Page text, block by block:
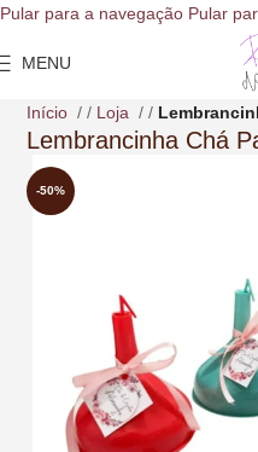
conteúdo
Pular para a navegação Pular
MENU
Início / Loja /
Lembrancinha Chá
-50%